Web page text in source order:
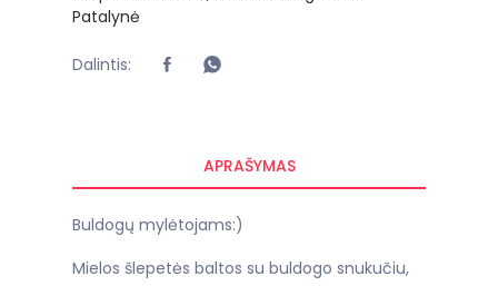
Patalynė
Dalintis:
APRAŠYMAS
Buldogų mylėtojams:)
Mielos šlepetės baltos su buldogo snukučiu,